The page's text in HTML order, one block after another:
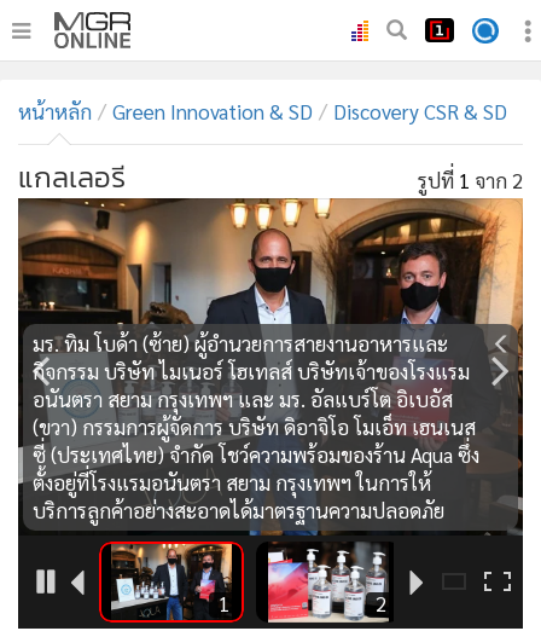
ทันเหตุการณ์
• ภาคใต้
• ภูมิภาค
• Online Section
• บันเทิง
• ผู้จัดการรายวัน
คอลัมนิสต์
ละคร
CbizReview
Cyber BIZ
ผู้จัดกวน
Good health & Well-being
Green Innovation & SD
Management & HR
หน้าหลัก Green Innovation & SD Discovery CSR & SD
แกลเลอรี รูปที่ 1 จาก 2
มร. ทิม โบด้า (ซ้าย) ผู้อำนวยการสายงานอาหารและ
กิจกรรม บริษัท ไมเนอร์ โฮเทลส์ บริษัทเจ้าของโรงแรม
อนันตรา สยาม กรุงเทพฯ และ มร. อัลแบร์โต อิเบอัส
(ขวา) กรรมการผู้จัดการ บริษัท ดิอาจิโอ โมเอ็ท เฮนเนส
ซี่ (ประเทศไทย) จำกัด โชว์ความพร้อมของร้าน Aqua ซึ่ง
ตั้งอยู่ที่โรงแรมอนันตรา สยาม กรุงเทพฯ ในการให้
บริการลูกค้าอย่างสะอาดได้มาตรฐานความปลอดภัย
1 2